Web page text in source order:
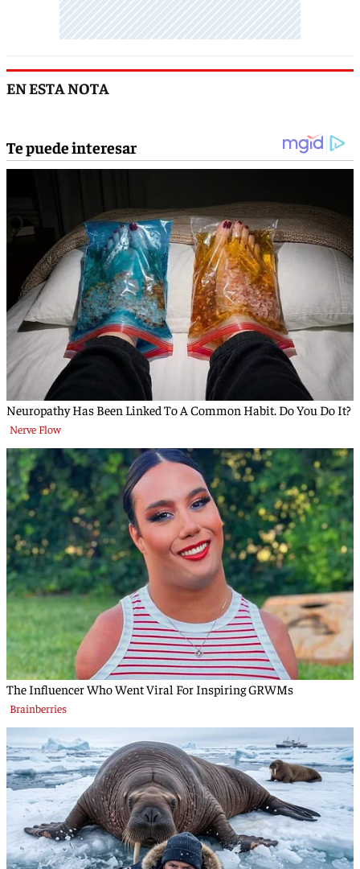
EN ESTA NOTA